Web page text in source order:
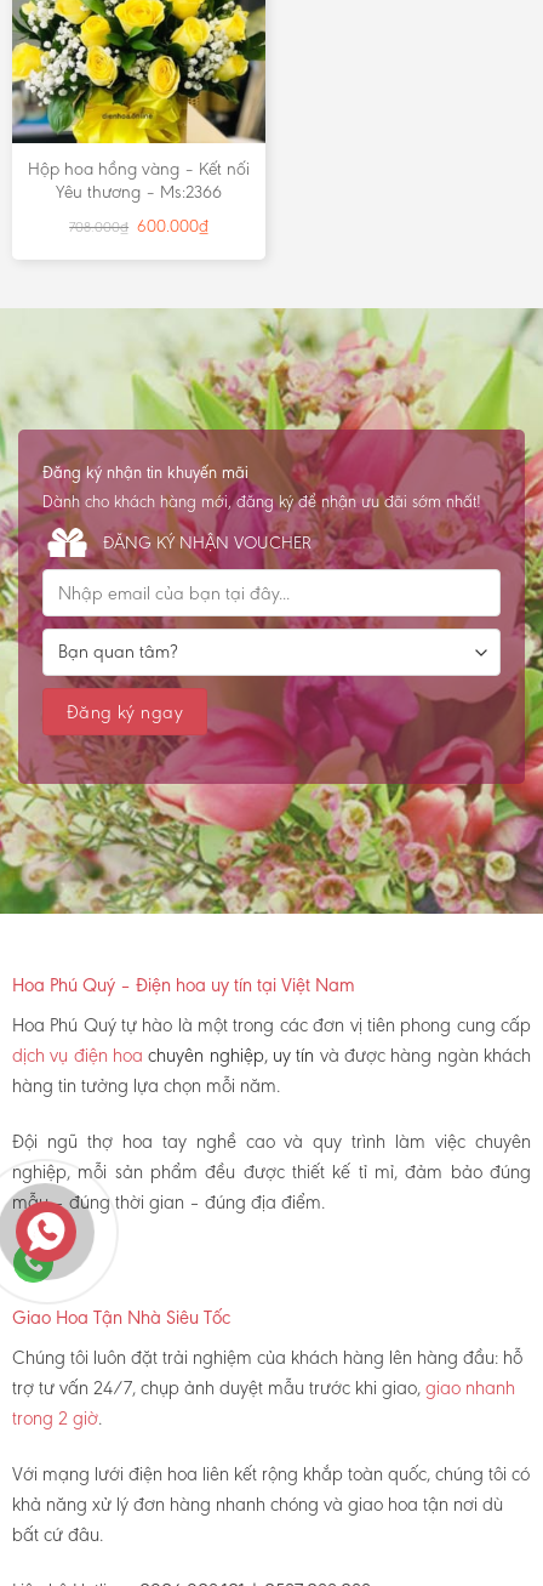
Hộp hoa hồng vàng – Kết nối
Yêu thương – Ms:2366
708.000₫ 600.000₫
Đăng ký nhận tin khuyến mãi
Dành cho khách hàng mới, đăng ký để nhận ưu đãi sớm nhất!
ĐĂNG KÝ NHẬN VOUCHER
Hoa Phú Quý – Điện hoa uy tín tại Việt Nam
Hoa Phú Quý tự hào là một trong các đơn vị tiên phong cung cấp
dịch vụ điện hoachuyên nghiệp, uy tín và được hàng ngàn khách
hàng tin tưởng lựa chọn mỗi năm.
Đội ngũ thợ hoa tay nghề cao và quy trình làm việc chuyên
nghiệp, mỗi sản phẩm đều được thiết kế tỉ mỉ, đảm bảo đúng
mẫu – đúng thời gian – đúng địa điểm.
Giao Hoa Tận Nhà Siêu Tốc
Chúng tôi luôn đặt trải nghiệm của khách hàng lên hàng đầu: hỗ
trợ tư vấn 24/7, chụp ảnh duyệt mẫu trước khi giao,giao nhanh
trong 2 giờ.
Với mạng lưới điện hoa liên kết rộng khắp toàn quốc, chúng tôi có
khả năng xử lý đơn hàng nhanh chóng và giao hoa tận nơi dù
bất cứ đâu.